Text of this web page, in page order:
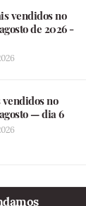
vendidos no
de 2026 -
vendidos no
— dia 6